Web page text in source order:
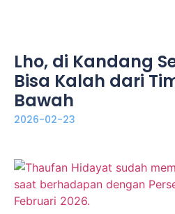
Lho, di Kandang
Bisa Kalah dari
Bawah
2026-02-23